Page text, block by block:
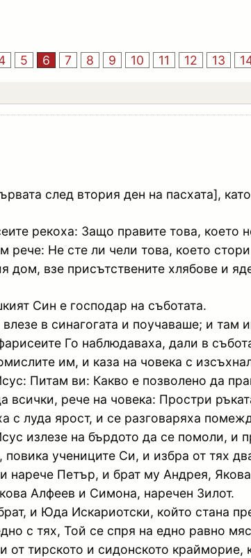
5 6 7 8 9 10 11 12 13
след втория ден на пасхата],
рекоха: Защо правите това, което
рече: Не сте ли чели това, което
дом, взе присътствените хлябове и
Син е господар на съботата.
в синагогата и поучаваше; и
Го наблюдаваха, дали в
им, и каза на човека с
Питам ви: Какво е позволено да
всички, рече на човека: Простри
с луда ярост, и се разговаряха
излезе на бърдото да се помоли, и
повика учениците Си, и избра от тях
нарече Петър, и брат му Андрея,
Алфеев и Симона, наречен Зилот.
и Юда Искариотски, който стана
с тях, Той се спря на едно равно
тирското и сидонското крайморие,